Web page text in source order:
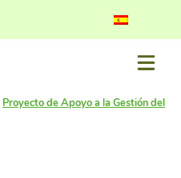
Proyecto de Apoyo a la Gestión del